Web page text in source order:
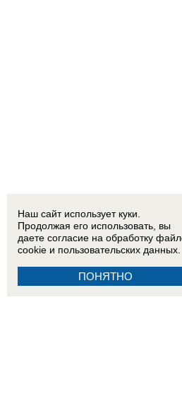
Наш сайт использует куки.
Продолжая его использовать, вы
даете согласие на обработку
cookie и пользовательских данных.
ПОНЯТНО